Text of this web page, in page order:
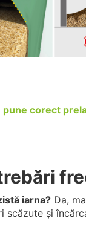
corect
iarna? Da,
scăzute și